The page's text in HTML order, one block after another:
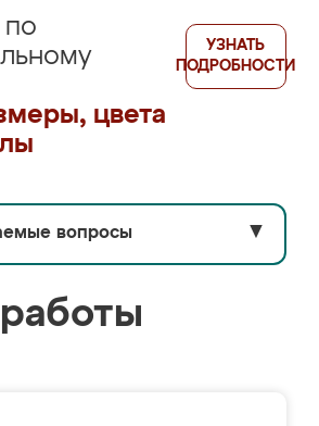
по
цвета
УЗНАТЬ
ПОДРОБНОСТИ
вопросы ▼